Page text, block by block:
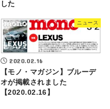
した
ニュース
2020.02.16
【モノ・マガジン】ブルーデ
オが掲載されました
【2020.02.16】